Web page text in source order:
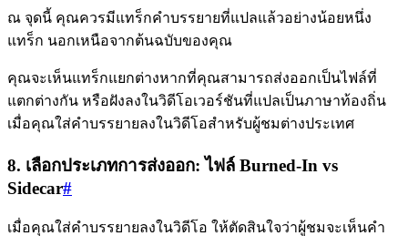
ณ จุดนี้ คุณควรมีแทร็กคำบรรยายที่แปลแล้วอย่างน้อยหนึ่ง
แทร็ก นอกเหนือจากต้นฉบับของคุณ
คุณจะเห็นแทร็กแยกต่างหากที่คุณสามารถส่งออกเป็นไฟล์ที่
แตกต่างกัน หรือฝังลงในวิดีโอเวอร์ชันที่แปลเป็นภาษาท้องถิ่น
เมื่อคุณใส่คำบรรยายลงในวิดีโอสำหรับผู้ชมต่างประเทศ
8. เลือกประเภทการส่งออก: ไฟล์ Burned-In vs
Sidecar#
เมื่อคุณใส่คำบรรยายลงในวิดีโอ ให้ตัดสินใจว่าผู้ชมจะเห็นคำ